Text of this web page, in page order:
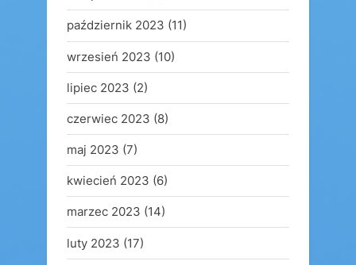
październik 2023 (11)
wrzesień 2023 (10)
lipiec 2023 (2)
czerwiec 2023 (8)
maj 2023 (7)
kwiecień 2023 (6)
marzec 2023 (14)
luty 2023 (17)